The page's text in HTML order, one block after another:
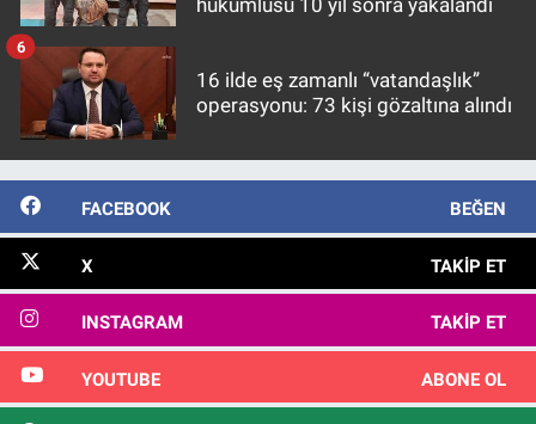
16 ilde eş zamanlı “vatandaşlık”
operasyonu: 73 kişi gözaltına alındı
6
FACEBOOK BEĞEN
X TAKIP ET
INSTAGRAM TAKIP ET
YOUTUBE ABONE OL